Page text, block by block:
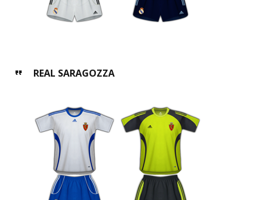
REAL SARAGOZZA